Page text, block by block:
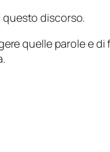
questo discorso.
quelle parole e